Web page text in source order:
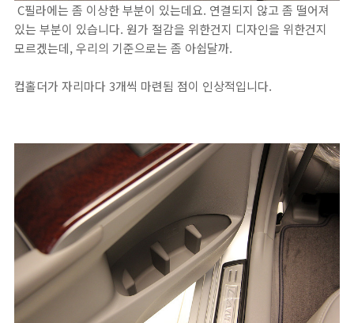
C필라에는 좀 이상한 부분이 있는데요. 연결되지 않고 좀 떨어져
있는 부분이 있습니다. 원가 절감을 위한건지 디자인을 위한건지
모르겠는데, 우리의 기준으로는 좀 아쉽달까.
컵홀더가 자리마다 3개씩 마련됨 점이 인상적입니다.